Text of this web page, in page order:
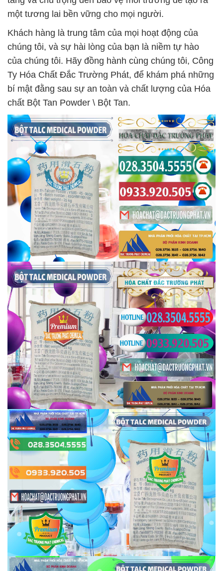
một tương lai bền vững cho mọi người.
Khách hàng là trung tâm của mọi hoạt động của
chúng tôi, và sự hài lòng của bạn là niềm tự hào
của chúng tôi. Hãy đồng hành cùng chúng tôi, Công
Ty Hóa Chất Đắc Trường Phát, để khám phá những
bí mật đằng sau sự an toàn và chất lượng của Hóa
chất Bột Tan Powder \ Bột Tan.